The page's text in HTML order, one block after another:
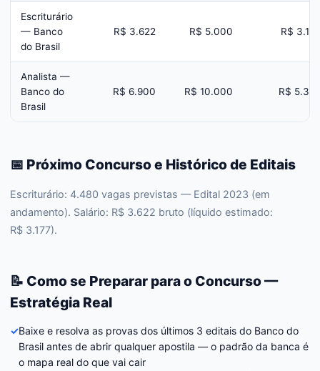
Escriturário
— Banco
do Brasil
R$ 3.622 R$ 5.000 R$ 3.177
Analista —
Banco do
Brasil
R$ 6.900 R$ 10.000 R$ 5.329
📅 Próximo Concurso e Histórico de Editais
Escriturário: 4.480 vagas previstas — Edital 2023 (em
andamento). Salário: R$ 3.622 bruto (líquido estimado:
R$ 3.177).
📝 Como se Preparar para o Concurso —
Estratégia Real
✓Baixe e resolva as provas dos últimos 3 editais do Banco do
Brasil antes de abrir qualquer apostila — o padrão da banca é
o mapa real do que vai cair